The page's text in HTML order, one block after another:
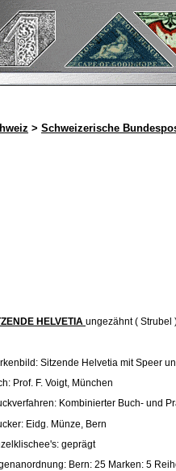
> Schweizerische
HELVETIA ungezähnt ( Strubel
Sitzende Helvetia mit Speer
Prof. F. Voigt, München
Kombinierter Buch- und
Eidg. Münze, Bern
geprägt
Bern: 25 Marken: 5